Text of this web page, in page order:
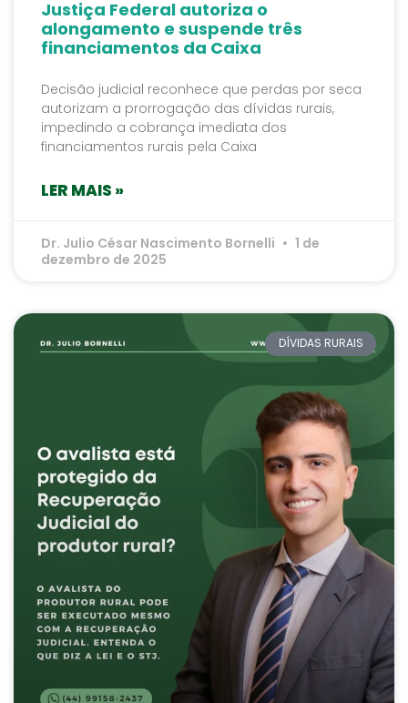
Justiça Federal autoriza o
alongamento e suspende três
financiamentos da Caixa
Decisão judicial reconhece que perdas por seca
autorizam a prorrogação das dívidas rurais,
impedindo a cobrança imediata dos
financiamentos rurais pela Caixa
LER MAIS »
Dr. Julio César Nascimento Bornelli
1 de
dezembro de 2025
DÍVIDAS RURAIS